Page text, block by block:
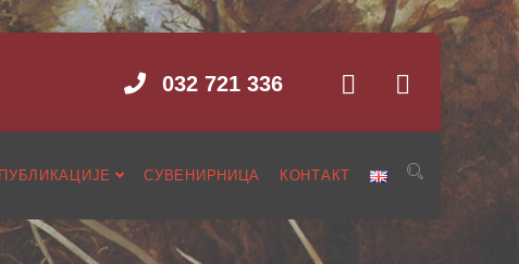
032 721 336
ПУБЛИКАЦИЈЕ СУВЕНИРНИЦА КОНТАКТ